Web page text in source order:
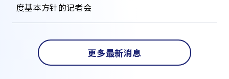
度基本方针的记者会
更多最新消息